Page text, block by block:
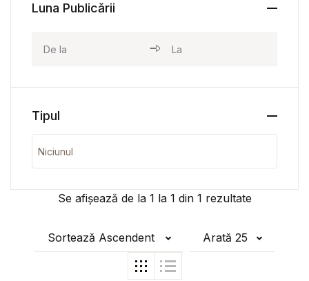
Se afișează de la 1 la 1 din 1 rezultate
Sortează Ascendent Arată 25
Luna Publicării
Tipul